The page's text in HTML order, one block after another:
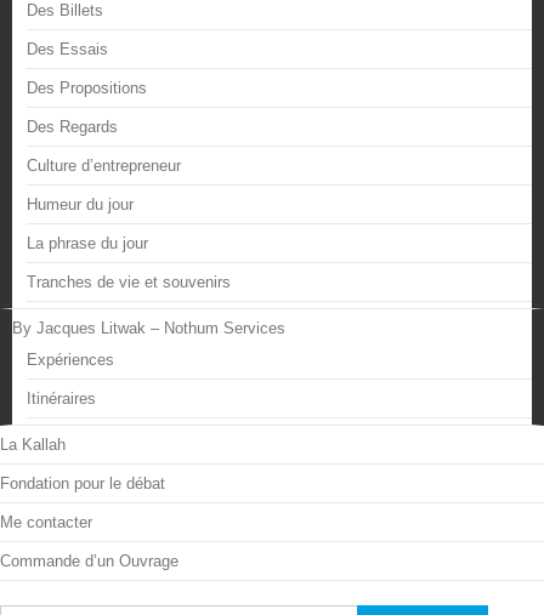
Des Billets
Des Essais
Des Propositions
Des Regards
Culture d’entrepreneur
Humeur du jour
La phrase du jour
Tranches de vie et souvenirs
By Jacques Litwak – Nothum Services
Expériences
Itinéraires
La Kallah
Fondation pour le débat
Me contacter
Commande d’un Ouvrage